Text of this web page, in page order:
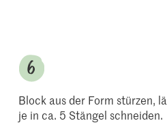
Block aus der Form stürzen,
je in ca. 5 Stängel schneiden.